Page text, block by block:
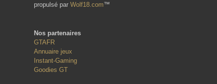
propulsé par Wolf18.com™
Nos partenaires
GTAFR
Annuaire jeux
Instant-Gaming
Goodies GT